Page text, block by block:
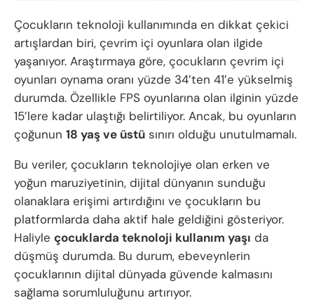
Çocukların teknoloji kullanımında en dikkat çekici
artışlardan biri, çevrim içi oyunlara olan ilgide
yaşanıyor. Araştırmaya göre, çocukların çevrim içi
oyunları oynama oranı yüzde 34’ten 41’e yükselmiş
durumda. Özellikle FPS oyunlarına olan ilginin yüzde
15’lere kadar ulaştığı belirtiliyor. Ancak, bu oyunların
çoğunun 18 yaş ve üstü sınırı olduğu unutulmamalı.
Bu veriler, çocukların teknolojiye olan erken ve
yoğun maruziyetinin, dijital dünyanın sunduğu
olanaklara erişimi artırdığını ve çocukların bu
platformlarda daha aktif hale geldiğini gösteriyor.
Haliyle çocuklarda teknoloji kullanım yaşı da
düşmüş durumda. Bu durum, ebeveynlerin
çocuklarının dijital dünyada güvende kalmasını
sağlama sorumluluğunu artırıyor.